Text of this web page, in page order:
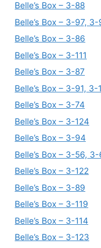
Belle’s Box – 3-88
Belle’s Box – 3-97,
Belle’s Box – 3-86
Belle’s Box – 3-111
Belle’s Box – 3-87
Belle’s Box – 3-91,
Belle’s Box – 3-74
Belle’s Box – 3-124
Belle’s Box – 3-94
Belle’s Box – 3-56,
Belle’s Box – 3-122
Belle’s Box – 3-89
Belle’s Box – 3-119
Belle’s Box – 3-114
Belle’s Box – 3-123